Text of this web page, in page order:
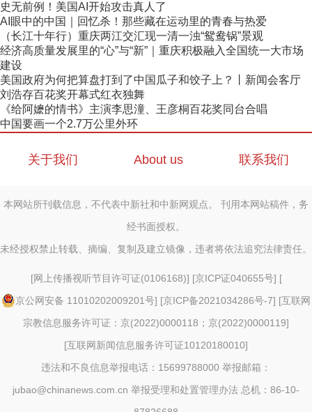
史无前例！美国AI开始攻击真人了
AI眼中的中国｜回忆杀！那些藏在运动里的青春与热爱
（长江十年行）重庆两江交汇现一清一浊“鸳鸯锅”景观
经济高质量发展里的“心”与“新”｜重庆积极融入全国统一大市场
建设
美国政府为何把算盘打到了中国瓜子和饺子上？丨新闻会客厅
刘浩存百花奖开幕式红衣独舞
《给阿嬷的情书》主演李思潼、王彦桐百花奖同台合唱
中国要画一个2.7万公里外环
关于我们 About us 联系我们
本网站所刊载信息，不代表中新社和中新网观点。 刊用本网站稿件，务
经书面授权。
未经授权禁止转载、摘编、复制及建立镜像，违者将依法追究法律责任。
[网上传播视听节目许可证(0106168)] [京ICP证040655号] [
京公网安备 11010202009201号] [京ICP备2021034286号-7] [互联网
宗教信息服务许可证：京(2022)0000118；京(2022)0000119]
[互联网新闻信息服务许可证10120180010]
违法和不良信息举报电话：15699788000 举报邮箱：
jubao@chinanews.com.cn 举报受理和处置管理办法 总机：86-10-